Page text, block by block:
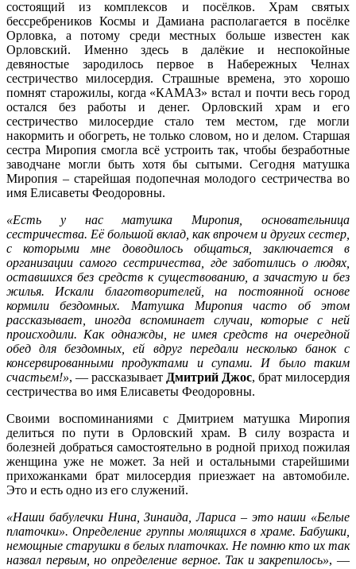
состоящий из комплексов и посёлков. Храм святых
бессребреников Космы и Дамиана располагается в посёлке
Орловка, а потому среди местных больше известен как
Орловский. Именно здесь в далёкие и неспокойные
девяностые зародилось первое в Набережных Челнах
сестричество милосердия. Страшные времена, это хорошо
помнят старожилы, когда «КАМАЗ» встал и почти весь город
остался без работы и денег. Орловский храм и его
сестричество милосердие стало тем местом, где могли
накормить и обогреть, не только словом, но и делом. Старшая
сестра Миропия смогла всё устроить так, чтобы безработные
заводчане могли быть хотя бы сытыми. Сегодня матушка
Миропия – старейшая подопечная молодого сестричества во
имя Елисаветы Феодоровны.
«Есть у нас матушка Миропия, основательница
сестричества. Её большой вклад, как впрочем и других сестер,
с которыми мне доводилось общаться, заключается в
организации самого сестричества, где заботились о людях,
оставшихся без средств к существованию, а зачастую и без
жилья. Искали благотворителей, на постоянной основе
кормили бездомных. Матушка Миропия часто об этом
рассказывает, иногда вспоминает случаи, которые с ней
происходили. Как однажды, не имея средств на очередной
обед для бездомных, ей вдруг передали несколько банок с
консервированными продуктами и супами. И было таким
счастьем!», — рассказывает Дмитрий Джос, брат милосердия
сестричества во имя Елисаветы Феодоровны.
Своими воспоминаниями с Дмитрием матушка Миропия
делиться по пути в Орловский храм. В силу возраста и
болезней добраться самостоятельно в родной приход пожилая
женщина уже не может. За ней и остальными старейшими
прихожанками брат милосердия приезжает на автомобиле.
Это и есть одно из его служений.
«Наши бабулечки Нина, Зинаида, Лариса – это наши «Белые
платочки». Определение группы молящихся в храме. Бабушки,
немощные старушки в белых платочках. Не помню кто их так
назвал первым, но определение верное. Так и закрепилось», —